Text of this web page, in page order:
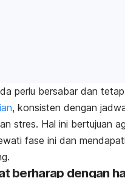
perlu bersabar dan
, konsisten dengan
stres. Hal ini bertujuan
fase ini dan
berharap dengan